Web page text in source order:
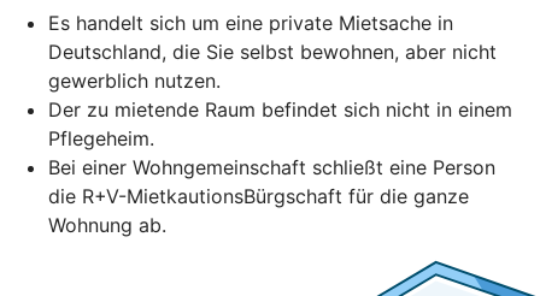
Es handelt sich um eine private Mietsache in
Deutschland, die Sie selbst bewohnen, aber nicht
gewerblich nutzen.
Der zu mietende Raum befindet sich nicht in einem
Pflegeheim.
Bei einer Wohngemeinschaft schließt eine Person
die R+V-MietkautionsBürgschaft für die ganze
Wohnung ab.